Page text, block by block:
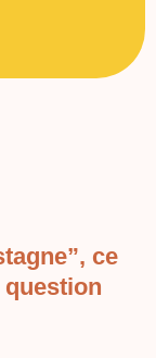
ce
question